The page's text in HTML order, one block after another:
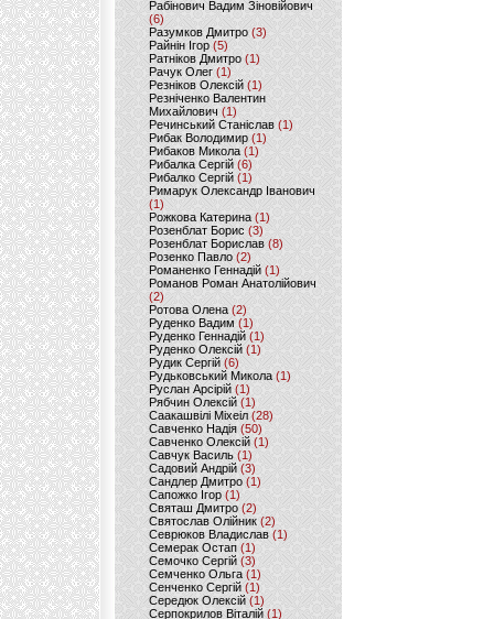
Рабінович Вадим Зіновійович
(6)
Разумков Дмитро (3)
Райнін Ігор(5)
Ратніков Дмитро (1)
Рачук Олег (1)
Резніков Олексій(1)
Резніченко Валентин
Михайлович (1)
Речинський Станіслав (1)
Рибак Володимир(1)
Рибаков Микола(1)
Рибалка Сергій (6)
Рибалко Сергій (1)
Римарук Олександр Іванович
(1)
Рожкова Катерина(1)
Розенблат Борис (3)
Розенблат Борислав (8)
Розенко Павло (2)
Романенко Геннадій (1)
Романов Роман Анатолійович
(2)
Ротова Олена(2)
Руденко Вадим (1)
Руденко Геннадій (1)
Руденко Олексій(1)
Рудик Сергій(6)
Рудьковський Микола (1)
Руслан Арсірій(1)
Рябчин Олексій (1)
Саакашвілі Міхеіл(28)
Савченко Надія (50)
Савченко Олексій(1)
Савчук Василь (1)
Садовий Андрій (3)
Сандлер Дмитро(1)
Сапожко Ігор(1)
Святаш Дмитро (2)
Святослав Олійник (2)
Севрюков Владислав (1)
Семерак Остап (1)
Семочко Сергій (3)
Семченко Ольга (1)
Сенченко Сергій(1)
Середюк Олексій(1)
Серпокрилов Віталій(1)